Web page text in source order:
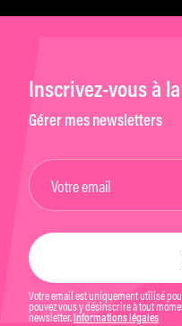
Inscrivez-vous à
Gérer mes newsletters
Votre email est uniquement utilisé
pouvez vous y désinscrire à tout
newsletter. Informations légales